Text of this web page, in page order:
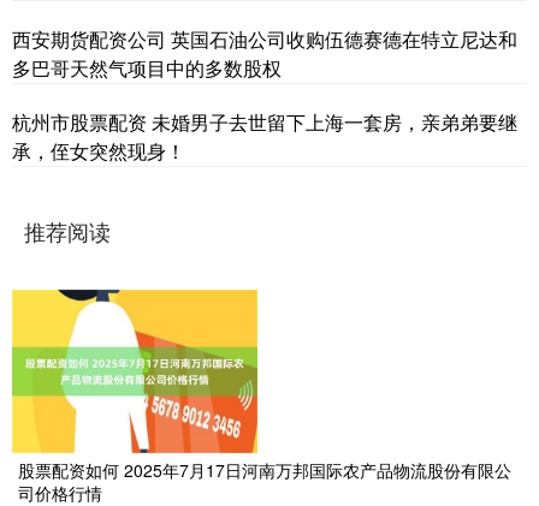
西安期货配资公司 英国石油公司收购伍德赛德在特立尼达和
多巴哥天然气项目中的多数股权
杭州市股票配资 未婚男子去世留下上海一套房，亲弟弟要继
承，侄女突然现身！
推荐阅读
股票配资如何 2025年7月17日河南万邦国际农产品物流股份有限公
司价格行情